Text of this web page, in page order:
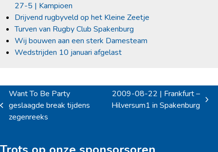
27-5 | Kampioen
Drijvend rugbyveld op het Kleine Zeetje
Turven van Rugby Club Spakenburg
Wij bouwen aan een sterk Damesteam
Wedstrijden 10 januari afgelast
previous
post:
Want To Be Party
geslaagde break tijdens
zegenreeks
next
2009-08-22 | Frankfurt –
Hilversum1 in Spakenburg